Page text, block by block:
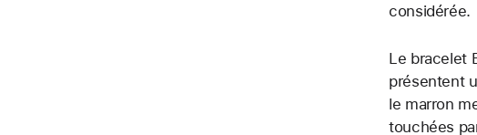
considérée.
Le bracelet
présentent
le marron
touchées